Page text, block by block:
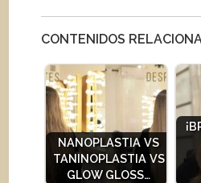
CONTENIDOS
NANOPLASTIA VS
TANINOPLASTIA VS
GLOW GLOSS…